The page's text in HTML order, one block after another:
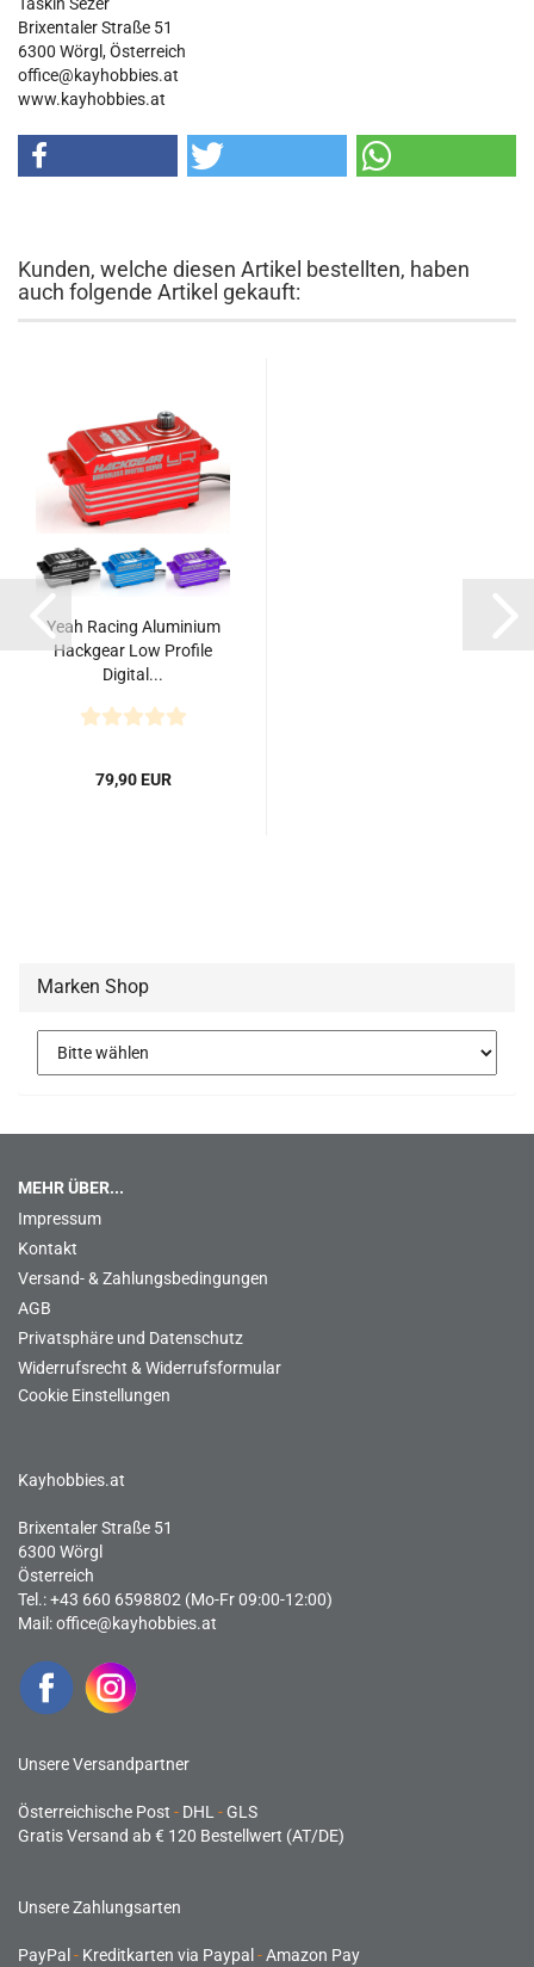
Brixentaler Straße 51
6300 Wörgl, Österreich
office@kayhobbies.at
www.kayhobbies.at
Kunden, welche diesen Artikel bestellten, haben
auch folgende Artikel gekauft:
Yeah Racing Aluminium
Hackgear Low Profile
Digital...
79,90 EUR
Marken Shop
MEHR ÜBER...
Impressum
Kontakt
Versand- & Zahlungsbedingungen
AGB
Privatsphäre und Datenschutz
Widerrufsrecht & Widerrufsformular
Cookie Einstellungen
Kayhobbies.at
Brixentaler Straße 51
6300 Wörgl
Österreich
Tel.: +43 660 6598802 (Mo-Fr 09:00-12:00)
Mail:office@kayhobbies.at
Unsere Versandpartner
Österreichische Post - DHL -GLS
Gratis Versand ab € 120 Bestellwert (AT/DE)
Unsere Zahlungsarten
PayPal - Kreditkarten via Paypal -Amazon Pay